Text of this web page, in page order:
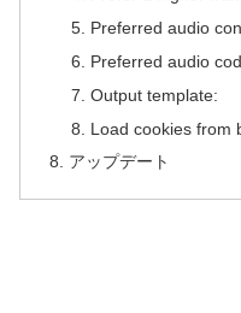
Preferred audio
Preferred audio
Output template:
Load cookies from
アップデート